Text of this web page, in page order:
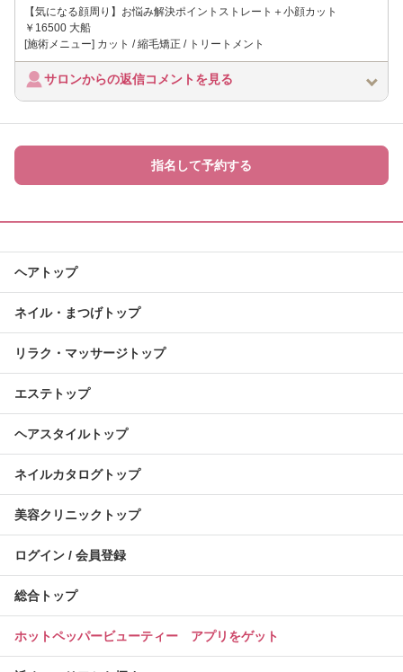
【気になる顔周り】お悩み解決ポイントストレート＋小顔カット
￥16500 大船
[施術メニュー] カット / 縮毛矯正 / トリートメント
サロンからの返信コメントを見る
指名して予約する
ヘアトップ
ネイル・まつげトップ
リラク・マッサージトップ
エステトップ
ヘアスタイルトップ
ネイルカタログトップ
美容クリニックトップ
ログイン / 会員登録
総合トップ
ホットペッパービューティー アプリをゲット